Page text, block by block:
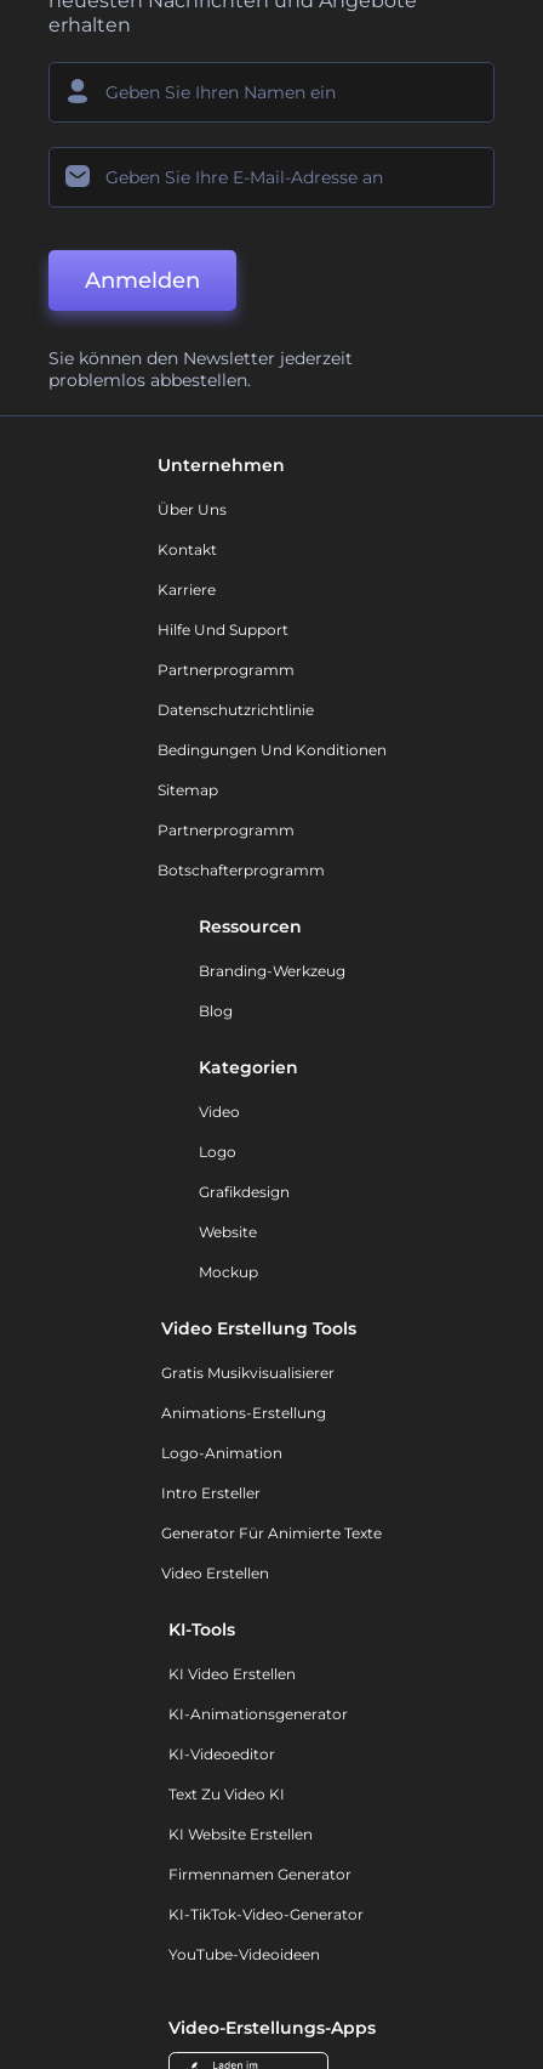
erhalten
Anmelden
Sie können den Newsletter jederzeit
problemlos abbestellen.
Unternehmen
Über Uns
Kontakt
Karriere
Hilfe Und Support
Partnerprogramm
Datenschutzrichtlinie
Bedingungen Und Konditionen
Sitemap
Partnerprogramm
Botschafterprogramm
Ressourcen
Branding-Werkzeug
Blog
Kategorien
Video
Logo
Grafikdesign
Website
Mockup
Video Erstellung Tools
Gratis Musikvisualisierer
Animations-Erstellung
Logo-Animation
Intro Ersteller
Generator Für Animierte Texte
Video Erstellen
KI-Tools
KI Video Erstellen
KI-Animationsgenerator
KI-Videoeditor
Text Zu Video KI
KI Website Erstellen
Firmennamen Generator
KI-TikTok-Video-Generator
YouTube-Videoideen
Video-Erstellungs-Apps